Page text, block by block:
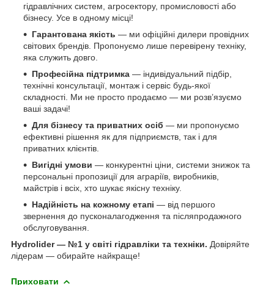
гідравлічних систем, агросектору, промисловості або
бізнесу. Усе в одному місці!
Гарантована якість — ми офіційні дилери провідних
світових брендів. Пропонуємо лише перевірену техніку,
яка служить довго.
Професійна підтримка — індивідуальний підбір,
технічні консультації, монтаж і сервіс будь-якої
складності. Ми не просто продаємо — ми розв’язуємо
ваші задачі!
Для бізнесу та приватних осіб — ми пропонуємо
ефективні рішення як для підприємств, так і для
приватних клієнтів.
Вигідні умови — конкурентні ціни, системи знижок та
персональні пропозиції для аграріїв, виробників,
майстрів і всіх, хто шукає якісну техніку.
Надійність на кожному етапі — від першого
звернення до пусконалагодження та післяпродажного
обслуговування.
Hydrolider — №1 у світі гідравліки та техніки. Довіряйте
лідерам — обирайте найкраще!
Приховати